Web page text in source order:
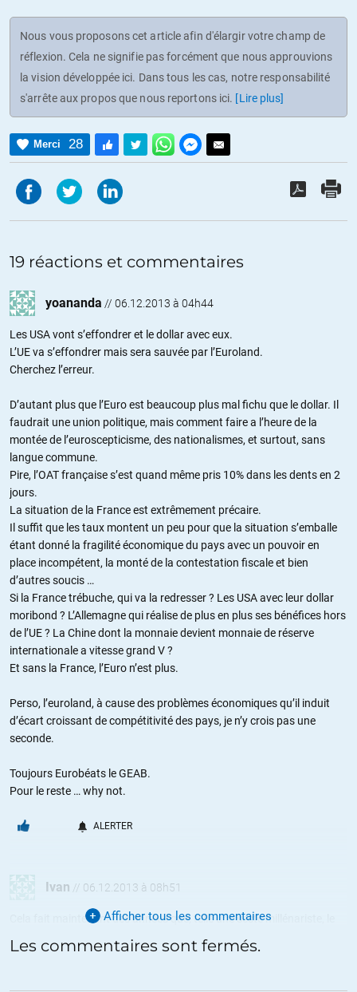
Nous vous proposons cet article afin d'élargir votre champ de
réflexion. Cela ne signifie pas forcément que nous approuvions
la vision développée ici. Dans tous les cas, notre responsabilité
s'arrête aux propos que nous reportons ici. [Lire plus]
Merci 28
19 réactions et commentaires
yoananda // 06.12.2013 à 04h44
Les USA vont s’effondrer et le dollar avec eux.
L’UE va s’effondrer mais sera sauvée par l’Euroland.
Cherchez l’erreur.
D’autant plus que l’Euro est beaucoup plus mal fichu que le dollar. Il
faudrait une union politique, mais comment faire a l’heure de la
montée de l’euroscepticisme, des nationalismes, et surtout, sans
langue commune.
Pire, l’OAT française s’est quand même pris 10% dans les dents en 2
jours.
La situation de la France est extrêmement précaire.
Il suffit que les taux montent un peu pour que la situation s’emballe
étant donné la fragilité économique du pays avec un pouvoir en
place incompétent, la monté de la contestation fiscale et bien
d’autres soucis …
Si la France trébuche, qui va la redresser ? Les USA avec leur dollar
moribond ? L’Allemagne qui réalise de plus en plus ses bénéfices hors
de l’UE ? La Chine dont la monnaie devient monnaie de réserve
internationale a vitesse grand V ?
Et sans la France, l’Euro n’est plus.
Perso, l’euroland, à cause des problèmes économiques qu’il induit
d’écart croissant de compétitivité des pays, je n’y crois pas une
seconde.
Toujours Eurobéats le GEAB.
Pour le reste … why not.
ALERTER
Ivan // 06.12.2013 à 08h51
Cela fait maintenant des années que, telle une secte millénariste, le
LEAP nous annonce la construction ou l’émergence d »une europe
puissance politique, et ce, au mépris de la réalité.
« Pour l’Union Européenne, quasiment le dernier bastion
Afficher tous les commentaires
Les commentaires sont fermés.